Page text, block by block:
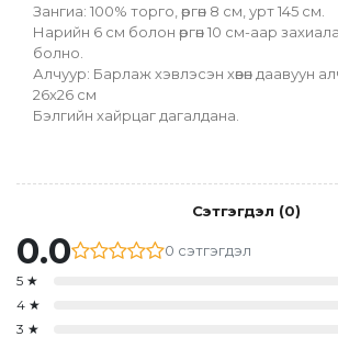
Зангиа: 100% торго, өргөн 8 см, урт 145 см.
Нарийн 6 см болон өргөн 10 см-аар
болно.
Алчуур: Барлаж хэвлэсэн хөвөн даавуун
26х26 см
Бэлгийн хайрцаг дагалдана.
Сэтгэгдэл (0)
0.0 0 сэтгэгдэл
5 ★
4 ★
3 ★